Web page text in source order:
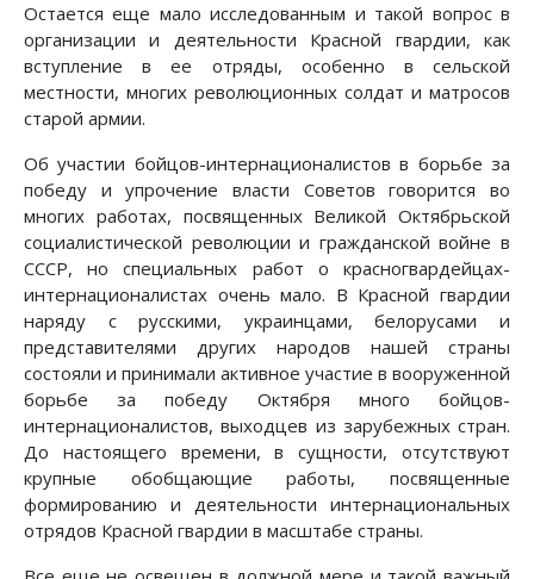
Остается еще мало исследованным и такой вопрос в
организации и деятельности Красной гвардии, как
вступление в ее отряды, особенно в сельской
местности, многих революционных солдат и матросов
старой армии.
Об участии бойцов-интернационалистов в борьбе за
победу и упрочение власти Советов говорится во
многих работах, посвященных Великой Октябрьской
социалистической революции и гражданской войне в
СССР, но специальных работ о красногвардейцах-
интернационалистах очень мало. В Красной гвардии
наряду с русскими, украинцами, белорусами и
представителями других народов нашей страны
состояли и принимали активное участие в вооруженной
борьбе за победу Октября много бойцов-
интернационалистов, выходцев из зарубежных стран.
До настоящего времени, в сущности, отсутствуют
крупные обобщающие работы, посвященные
формированию и деятельности интернациональных
отрядов Красной гвардии в масштабе страны.